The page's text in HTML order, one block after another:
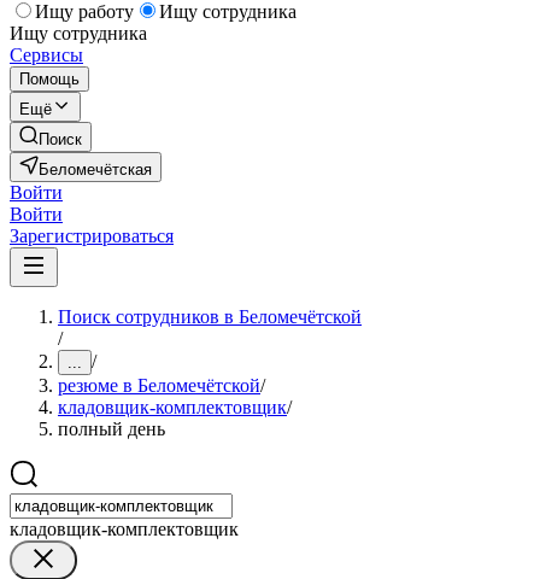
Ищу работу
Ищу сотрудника
Ищу сотрудника
Сервисы
Помощь
Ещё
Поиск
Беломечётская
Войти
Войти
Зарегистрироваться
Поиск сотрудников в Беломечётской
/
... /
резюме в Беломечётской/
кладовщик-комплектовщик/
полный день
кладовщик-комплектовщик